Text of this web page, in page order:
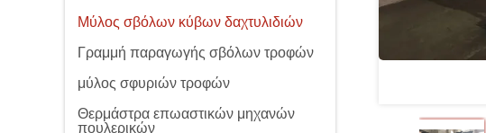
Μύλος σβόλων κύβων δαχτυλιδιών
Γραμμή παραγωγής σβόλων τροφών
μύλος σφυριών τροφών
Θερμάστρα επωαστικών μηχανών
πουλερικών